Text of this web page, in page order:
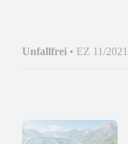
Unfallfrei • EZ 11/2021